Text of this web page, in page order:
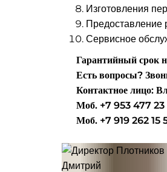
Изготовления
Предоставление
Сервисное
Гарантийный срок
Есть вопросы?
Контактное лицо:
Моб. +7 953 477 23
Моб. +7 919 262 15